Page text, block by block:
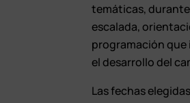
temáticas,
escalada,
programación
el desarrollo del
Las fechas